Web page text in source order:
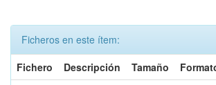
Ficheros en este ítem:
Fichero
Descripción Tamaño